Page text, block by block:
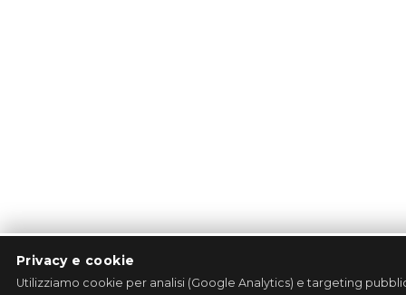
Privacy e cookie
Utilizziamo cookie per analisi (Google Analytics) e targeting